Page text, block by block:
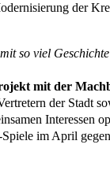
der
so viel
mit der
der Stadt
im April